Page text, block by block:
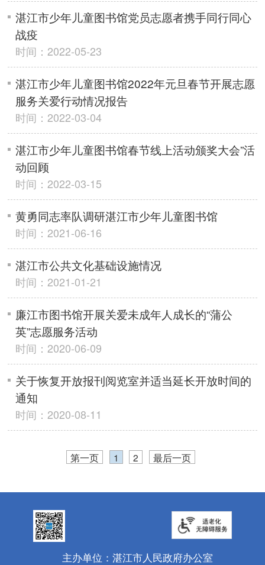
湛江市少年儿童图书馆党员志愿者携手同行同心
战疫
时间：2022-05-23
湛江市少年儿童图书馆2022年元旦春节开展志愿
服务关爱行动情况报告
时间：2022-03-04
湛江市少年儿童图书馆春节线上活动颁奖大会”活
动回顾
时间：2022-03-15
黄勇同志率队调研湛江市少年儿童图书馆
时间：2021-06-16
湛江市公共文化基础设施情况
时间：2021-01-21
廉江市图书馆开展关爱未成年人成长的“蒲公
英”志愿服务活动
时间：2020-06-09
关于恢复开放报刊阅览室并适当延长开放时间的
通知
时间：2020-08-11
第一页 1 2 最后一页
主办单位：湛江市人民政府办公室